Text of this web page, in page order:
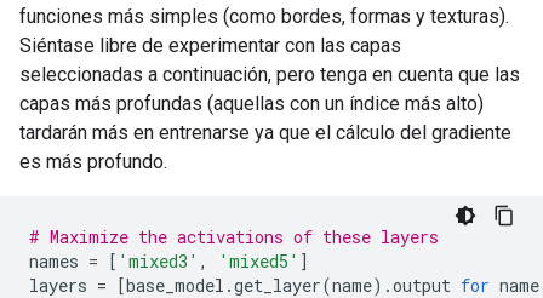
funciones más simples (como bordes, formas y texturas).
Siéntase libre de experimentar con las capas
seleccionadas a continuación, pero tenga en cuenta que las
capas más profundas (aquellas con un índice más alto)
tardarán más en entrenarse ya que el cálculo del gradiente
es más profundo.
# Maximize the activations of these layers
names = [ 'mixed3' , 'mixed5' ]
layers = [base_model .get_layer(name).output for